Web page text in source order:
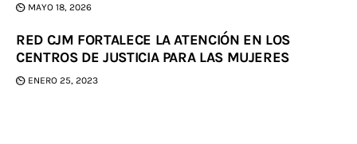
MAYO 18, 2026
RED CJM FORTALECE LA ATENCIÓN EN LOS
CENTROS DE JUSTICIA PARA LAS MUJERES
ENERO 25, 2023